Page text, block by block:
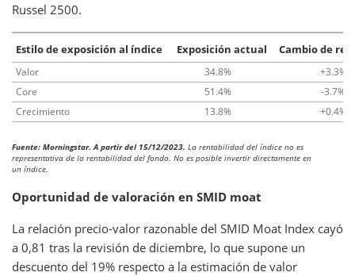
Russel 2500.
Estilo de exposición al índice Exposición actual Cambio de
Valor 34.8%
+3.3%
Core
51.4%
-3.7%
Crecimiento
13.8% +0.4%
Fuente: Morningstar. A partir del 15/12/2023. La rentabilidad del índice no es
representativa de la rentabilidad del fondo. No es posible invertir directamente en
un índice.
Oportunidad de valoración en SMID moat
La relación precio-valor razonable del SMID Moat Index cayó
a 0,81 tras la revisión de diciembre, lo que supone un
descuento del 19% respecto a la estimación de valor